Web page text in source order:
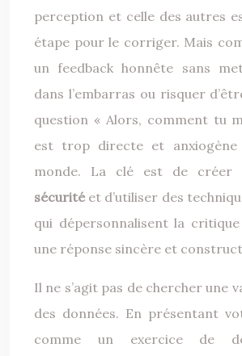
perception et celle des autres
étape pour le corriger. Mais
un feedback honnête sans
dans l’embarras ou risquer
question « Alors, comment tu
est trop directe et
monde. La clé est de créer
sécurité et d’utiliser des
qui dépersonnalisent la
une réponse sincère et
Il ne s’agit pas de chercher une
des données. En présentant
comme un exercice de